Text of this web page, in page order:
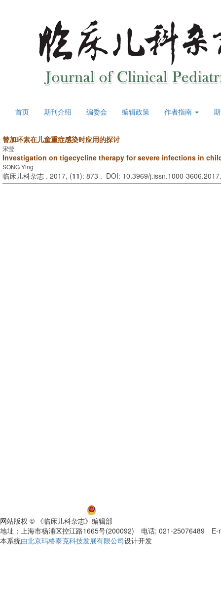
首页 期刊介绍 编委会 编辑政策 作者指南
替加环素在儿童重症感染时应用的探讨
宋莹
Investigation on tigecycline therapy for severe infections in
SONG Ying
临床儿科杂志 . 2017, (11): 873 . DOI: 10.3969/j.issn.1000-
网站版权 © 《临床儿科杂志》编辑部
地址：上海市杨浦区控江路1665号(200092) 电话: 021-25076489 E-
本系统由北京玛格泰克科技发展有限公司设计开发